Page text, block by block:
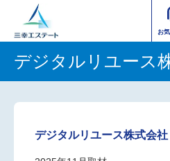
お
デジタルリユース
デジタルリユース株式会社